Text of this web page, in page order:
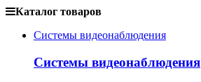
Каталог товаров
Системы видеонаблюдения
Системы видеонаблюдения